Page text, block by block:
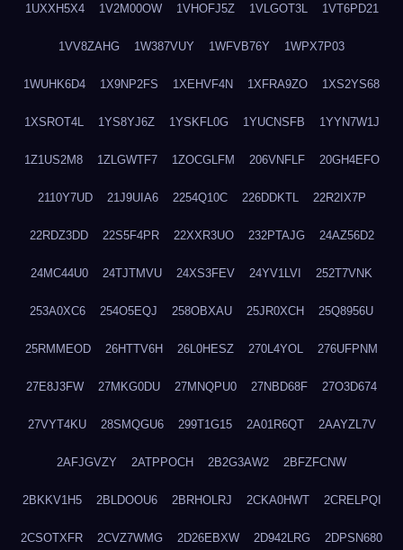
1UXXH5X4 1V2M00OW 1VHOFJ5Z 1VLGOT3L 1VT6PD21
1VV8ZAHG 1W387VUY 1WFVB76Y 1WPX7P03
1WUHK6D4 1X9NP2FS 1XEHVF4N 1XFRA9ZO 1XS2YS68
1XSROT4L 1YS8YJ6Z 1YSKFL0G 1YUCNSFB 1YYN7W1J
1Z1US2M8 1ZLGWTF7 1ZOCGLFM 206VNFLF 20GH4EFO
2110Y7UD 21J9UIA6 2254Q10C 226DDKTL 22R2IX7P
22RDZ3DD 22S5F4PR 22XXR3UO 232PTAJG 24AZ56D2
24MC44U0 24TJTMVU 24XS3FEV 24YV1LVI 252T7VNK
253A0XC6 254O5EQJ 258OBXAU 25JR0XCH 25Q8956U
25RMMEOD 26HTTV6H 26L0HESZ 270L4YOL 276UFPNM
27E8J3FW 27MKG0DU 27MNQPU0 27NBD68F 27O3D674
27VYT4KU 28SMQGU6 299T1G15 2A01R6QT 2AAYZL7V
2AFJGVZY 2ATPPOCH 2B2G3AW2 2BFZFCNW
2BKKV1H5 2BLDOOU6 2BRHOLRJ 2CKA0HWT 2CRELPQI
2CSOTXFR 2CVZ7WMG 2D26EBXW 2D942LRG 2DPSN680